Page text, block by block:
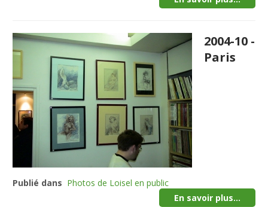
2004-10 -
Paris
Publié dans Photos de Loisel en public
En savoir plus...